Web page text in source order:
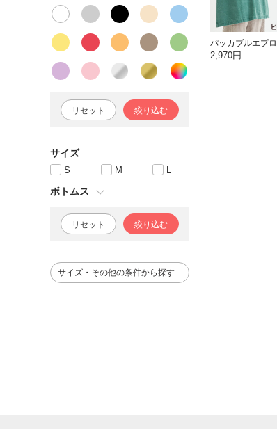
リセット 絞り込む
サイズ
S M L
ボトムス
リセット 絞り込む
サイズ・その他の条件から探す
2,970円